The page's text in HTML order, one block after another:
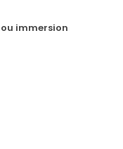
ou immersion